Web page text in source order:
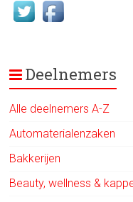
Deelnemers
Alle deelnemers A-Z
Automaterialenzaken
Bakkerijen
Beauty, wellness &